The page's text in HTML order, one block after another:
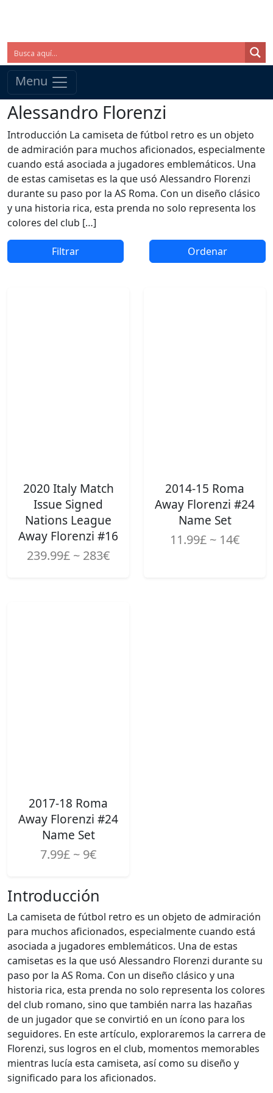
Menu
Alessandro Florenzi
Introducción La camiseta de fútbol retro es un objeto
de admiración para muchos aficionados, especialmente
cuando está asociada a jugadores emblemáticos. Una
de estas camisetas es la que usó Alessandro Florenzi
durante su paso por la AS Roma. Con un diseño clásico
y una historia rica, esta prenda no solo representa los
colores del club […]
Filtrar Ordenar
2020 Italy Match
Issue Signed
Nations League
Away Florenzi #16
239.99£ ~ 283€
2014-15 Roma
Away Florenzi #24
Name Set
11.99£ ~ 14€
2017-18 Roma
Away Florenzi #24
Name Set
7.99£ ~ 9€
Introducción
La camiseta de fútbol retro es un objeto de admiración
para muchos aficionados, especialmente cuando está
asociada a jugadores emblemáticos. Una de estas
camisetas es la que usó Alessandro Florenzi durante su
paso por la AS Roma. Con un diseño clásico y una
historia rica, esta prenda no solo representa los colores
del club romano, sino que también narra las hazañas
de un jugador que se convirtió en un ícono para los
seguidores. En este artículo, exploraremos la carrera de
Florenzi, sus logros en el club, momentos memorables
mientras lucía esta camiseta, así como su diseño y
significado para los aficionados.